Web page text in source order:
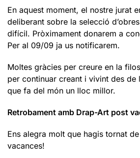
En aquest moment, el nostre jurat
deliberant sobre la selecció
difícil. Pròximament donarem a
Per al 09/09 ja us notificarem.
Moltes gràcies per creure en la
per continuar creant i vivint des de
que fa del món un lloc millor.
Retrobament amb Drap-Art post
Ens alegra molt que hagis tornat
vacances!